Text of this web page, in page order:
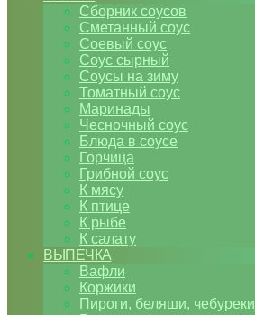
Сборник соусов
Сметанный соус
Соевый соус
Соус сырный
Соусы на зиму
Томатный соус
Маринады
Чесночный соус
Блюда в соусе
Горчица
Грибной соус
К мясу
К птице
К рыбе
К салату
ВЫПЕЧКА
Вафли
Коржики
Пироги, беляши, чебуреки